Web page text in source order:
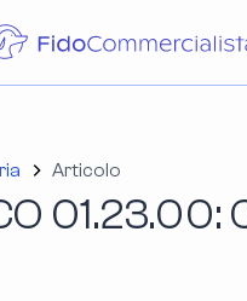
Articolo
01.23.00: